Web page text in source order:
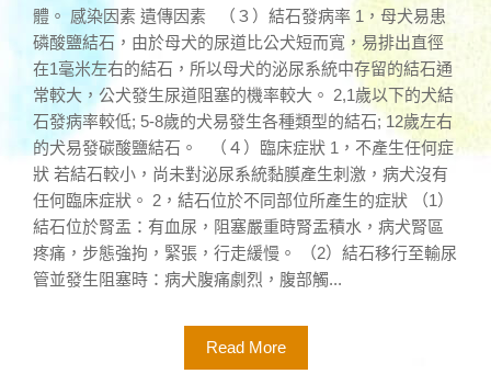
體。 感染因素 遺傳因素 （３）結石發病率 1，母犬易患
磷酸鹽結石，由於母犬的尿道比公犬短而寬，易排出直徑
在1毫米左右的結石，所以母犬的泌尿系統中存留的結石通
常較大，公犬發生尿道阻塞的機率較大。 2,1歲以下的犬結
石發病率較低; 5-8歲的犬易發生各種類型的結石; 12歲左右
的犬易發碳酸鹽結石。 （４）臨床症狀 1，不產生任何症
狀 若結石較小，尚未對泌尿系統黏膜產生刺激，病犬沒有
任何臨床症狀。 2，結石位於不同部位所產生的症狀 （1）
結石位於腎盂：有血尿，阻塞嚴重時腎盂積水，病犬腎區
疼痛，步態強拘，緊張，行走緩慢。 （2）結石移行至輸尿
管並發生阻塞時：病犬腹痛劇烈，腹部觸...
Read More